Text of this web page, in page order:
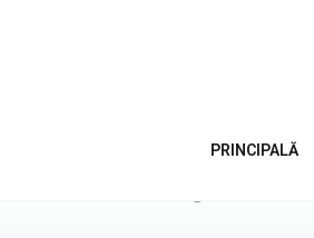
PRINCIPALĂ
marketing în